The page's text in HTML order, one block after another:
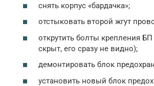
снять корпус «бардачка»;
отстыковать второй жгут
открутить болты крепления
скрыт, его сразу не видно);
демонтировать блок
установить новый блок